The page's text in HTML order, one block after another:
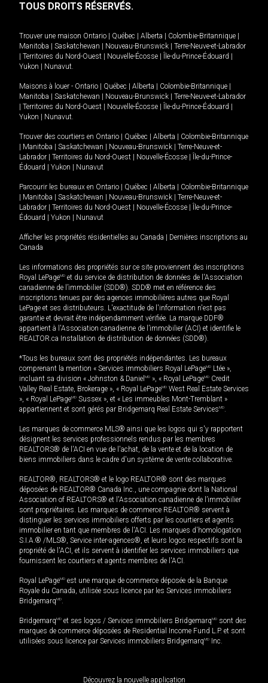
TOUS DROITS RÉSERVÉS.
Trouver une maison Ontario Québec Alberta Colombie-Britannique
Manitoba
Saskatchewan Nouveau-Brunswick
Terre-Neuve-et-Labrador
Territoires du Nord-Ouest Nouvelle-Écosse Île-du-Prince-Édouard
Yukon
Nunavut.
Maisons à louer - Ontario Québec Alberta Colombie-Britannique
Manitoba
Saskatchewan Nouveau-Brunswick
Terre-Neuve-et-Labrador
Territoires du Nord-Ouest Nouvelle-Écosse Île-du-Prince-Édouard
Yukon
Nunavut.
Trouver des courtiers en Ontario Québec Alberta
Colombie-Britannique
Manitoba Saskatchewan Nouveau-Brunswick
Terre-Neuve-et-
Labrador
Territoires du Nord-Ouest Nouvelle-Écosse
Île-du-Prince-
Édouard
Yukon Nunavut
Parcourir les bureaux en Ontario Québec Alberta
Colombie-Britannique
Manitoba Saskatchewan Nouveau-Brunswick
Terre-Neuve-et-
Labrador
Territoires du Nord-Ouest Nouvelle-Écosse
Île-du-Prince-
Édouard
Yukon Nunavut
Afficher les propriétés résidentielles au Canada
Dernières inscriptions au
Canada
Les informations des propriétés sur ce site proviennent des inscriptions
Royal LePageMD et du service de distribution de données de l'Association
canadienne de l’immobilier (SDD®). SDD® met en référence des
inscriptions tenues par des agences immobilières autres que Royal
LePage et ses distributeurs. L'exactitude de l'information n'est pas
garantie et devrait être indépendamment vérifiée. La marque DDF®
appartient à l'Association canadienne de l’immobilier (ACI) et identifie le
REALTOR.ca Installation de distribution de données (SDD®).
*Tous les bureaux sont des propriétés indépendantes. Les bureaux
comprenant la mention « Services immobiliers Royal LePageMD Ltée »,
incluant sa division « Johnston & Daniel MD », « Royal LePageMD Credit
Valley Real Estate, Brokerage », « Royal LePageMD West Real Estate Services
», « Royal LePageMD Sussex », et « Les immeubles Mont-Tremblant »
appartiennent et sont gérés par Bridgemarq Real Estate ServicesMD.
Les marques de commerce MLS® ainsi que les logos qui s'y rapportent
désignent les services professionnels rendus par les membres
REALTORS® de l'ACI en vue de l'achat, de la vente et de la location de
biens immobiliers dans le cadre d'un système de vente collaborative.
REALTOR®, REALTORS® et le logo REALTOR® sont des marques
déposées de REALTOR® Canada Inc., une compagnie dont la National
Association of REALTORS® et l'Association canadienne de l’immobilier
sont propriétaires. Les marques de commerce REALTOR® servent à
distinguer les services immobiliers offerts par les courtiers et agents
immobilier en tant que membres de l'ACI. Les marques d'homologation
S.I.A.® /MLS®, Service inter-agences®, et leurs logos respectifs sont la
propriété de l'ACI, et ils servent à identifier les services immobiliers que
fournissent les courtiers et agents membres de l'ACI.
Royal LePageMD est une marque de commerce déposée de la Banque
Royale du Canada, utilisée sous licence par les Services immobiliers
BridgemarqMD.
BridgemarqMD et ses logos / Services immobiliers BridgemarqMD sont des
marques de commerce déposées de Residential Income Fund L.P. et sont
utilisées sous licence par Services immobiliers BridgemarqMD Inc.
Découvrez la nouvelle application